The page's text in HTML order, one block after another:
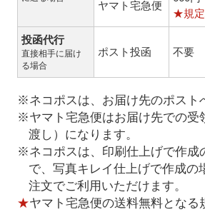
ヤマト宅急便
★規定
投函代行
直接相手に届け
る場合
ポスト投函 不要
※ネコポスは、お届け先のポスト
※ヤマト宅急便はお届け先での受
渡し）になります。
※ネコポスは、印刷仕上げで作成
で、写真キレイ仕上げで作成の
注文でご利用いただけます。
★ヤマト宅急便の送料無料となる